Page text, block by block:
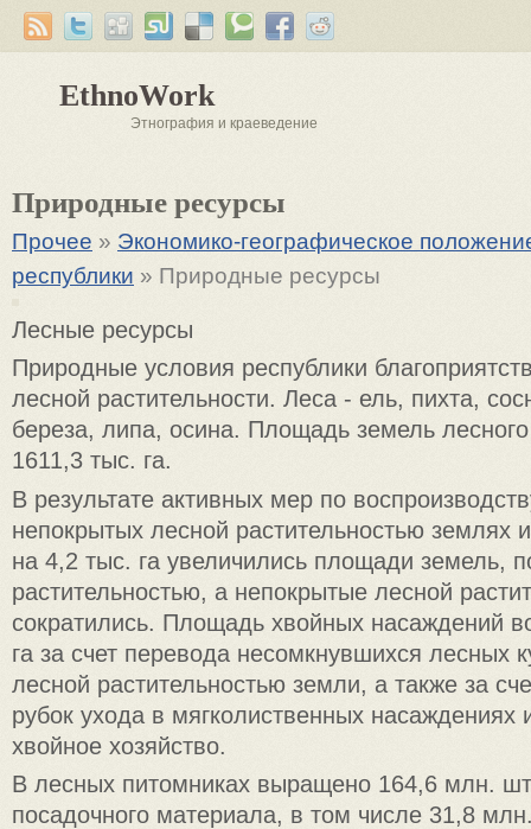
EthnoWork
Этнография и краеведение
Природные ресурсы
Прочее » Экономико-географическое
республики » Природные ресурсы
Лесные ресурсы
Природные условия республики
лесной растительности. Леса - ель, пихта,
береза, липа, осина. Площадь земель
1611,3 тыс. га.
В результате активных мер по
непокрытых лесной растительностью землях
на 4,2 тыс. га увеличились площади земель,
растительностью, а непокрытые лесной
сократились. Площадь хвойных насаждений
га за счет перевода несомкнувшихся лесных
лесной растительностью земли, а также за
рубок ухода в мягколиственных насаждениях
хвойное хозяйство.
В лесных питомниках выращено 164,6 млн.
посадочного материала, в том числе 31,8